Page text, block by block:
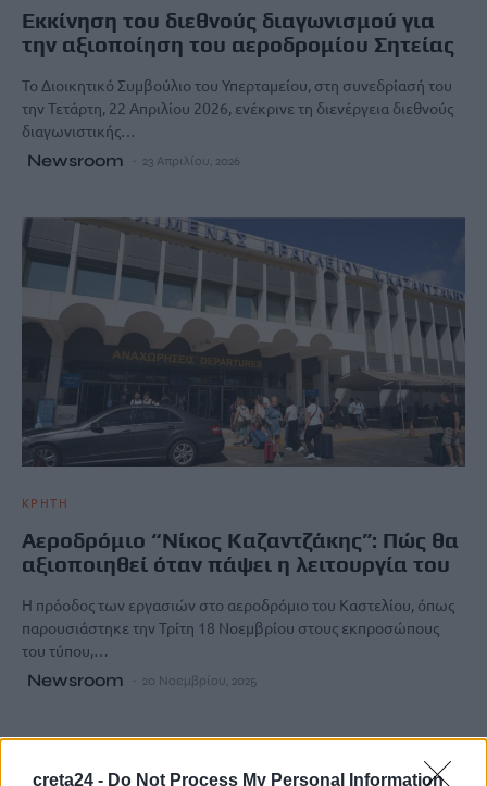
creta24 - Do Not Process My Personal Information
Εκκίνηση του διεθνούς διαγωνισμού για
την αξιοποίηση του αεροδρομίου Σητείας
Το Διοικητικό Συμβούλιο του Υπερταμείου, στη συνεδρίασή του
την Τετάρτη, 22 Απριλίου 2026, ενέκρινε τη διενέργεια διεθνούς
διαγωνιστικής…
Newsroom 23 Απριλίου, 2026
ΚΡΗΤΗ
Αεροδρόμιο “Νίκος Καζαντζάκης”: Πώς θα
αξιοποιηθεί όταν πάψει η λειτουργία του
Η πρόοδος των εργασιών στο αεροδρόμιο του Καστελίου, όπως
παρουσιάστηκε την Τρίτη 18 Νοεμβρίου στους εκπροσώπους
του τύπου,…
Newsroom 20 Νοεμβρίου, 2025